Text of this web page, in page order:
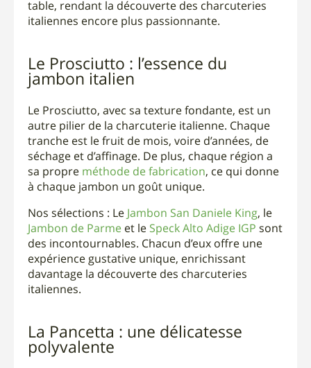
table, rendant la découverte des charcuteries
italiennes encore plus passionnante.
Le Prosciutto : l’essence du
jambon italien
Le Prosciutto, avec sa texture fondante, est un
autre pilier de la charcuterie italienne. Chaque
tranche est le fruit de mois, voire d’années, de
séchage et d’affinage. De plus, chaque région a
sa propre méthode de fabrication, ce qui donne
à chaque jambon un goût unique.
Nos sélections : Le Jambon San Daniele King, le
Jambon de Parme et le Speck Alto Adige IGP sont
des incontournables. Chacun d’eux offre une
expérience gustative unique, enrichissant
davantage la découverte des charcuteries
italiennes.
La Pancetta : une délicatesse
polyvalente